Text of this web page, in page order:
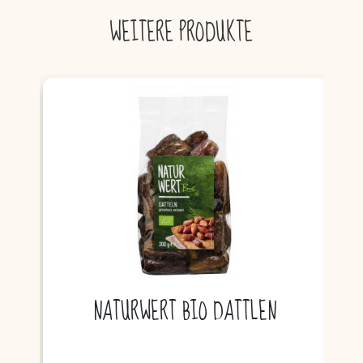
WEITERE PRODUKTE
NATURWERT BIO DATTLEN